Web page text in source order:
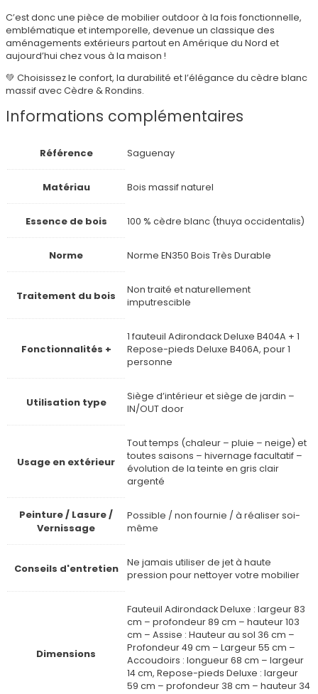
C’est donc une pièce de mobilier outdoor à la fois fonctionnelle,
emblématique et intemporelle, devenue un classique des
aménagements extérieurs partout en Amérique du Nord et
aujourd’hui chez vous à la maison !
💚 Choisissez le confort, la durabilité et l’élégance du cèdre blanc
massif avec Cèdre & Rondins.
Informations complémentaires
Référence Saguenay
Matériau Bois massif naturel
Essence de bois 100 % cèdre blanc (thuya occidentalis)
Norme Norme EN350 Bois Très Durable
Traitement du bois
Non traité et naturellement
imputrescible
Fonctionnalités +
1 fauteuil Adirondack Deluxe B404A + 1
Repose-pieds Deluxe B406A, pour 1
personne
Utilisation type
Siège d’intérieur et siège de jardin –
IN/OUT door
Usage en extérieur
Tout temps (chaleur – pluie – neige) et
toutes saisons – hivernage facultatif –
évolution de la teinte en gris clair
argenté
Peinture / Lasure /
Vernissage
Possible / non fournie / à réaliser soi-
même
Conseils d'entretien
Ne jamais utiliser de jet à haute
pression pour nettoyer votre mobilier
Dimensions
Fauteuil Adirondack Deluxe : largeur 83
cm – profondeur 89 cm – hauteur 103
cm – Assise : Hauteur au sol 36 cm –
Profondeur 49 cm – Largeur 55 cm –
Accoudoirs : longueur 68 cm – largeur
14 cm, Repose-pieds Deluxe : largeur
59 cm – profondeur 38 cm – hauteur 34